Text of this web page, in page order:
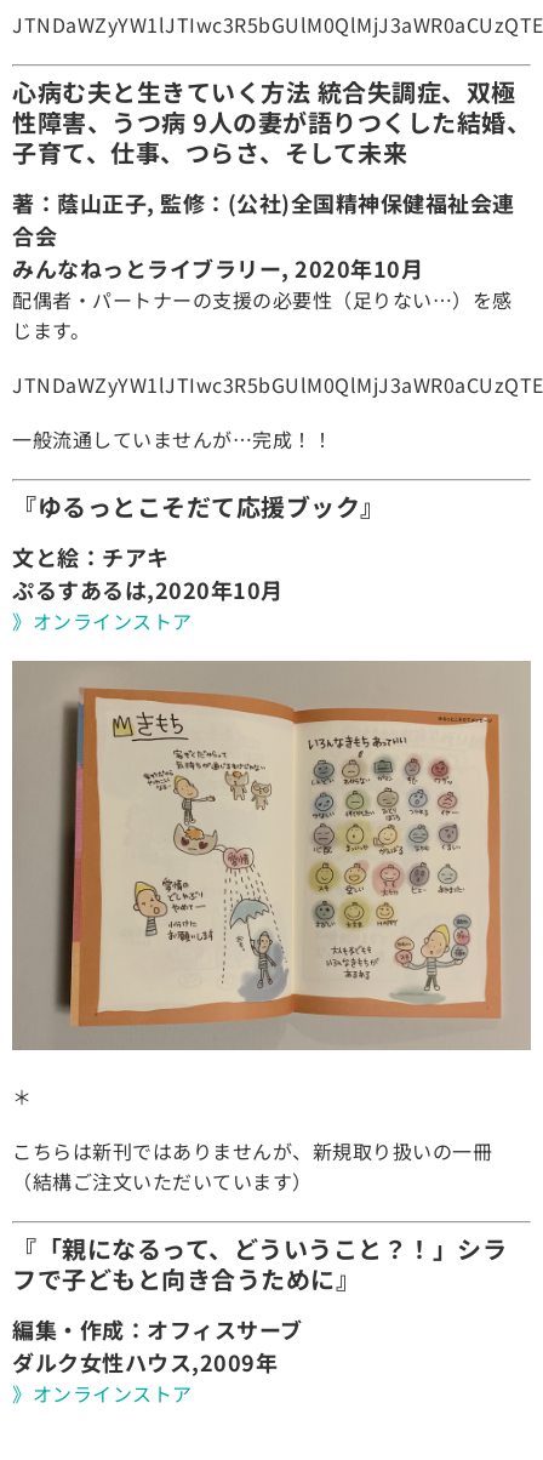
心病む夫と生きていく方法 統合失調症、双極
性障害、うつ病 9人の妻が語りつくした結婚、
子育て、仕事、つらさ、そして未来
著：蔭山正子, 監修：(公社)全国精神保健福祉会連
合会
みんなねっとライブラリー, 2020年10月
配偶者・パートナーの支援の必要性（足りない…）を感
じます。
一般流通していませんが…完成！！
『ゆるっとこそだて応援ブック』
文と絵：チアキ
ぷるすあるは,2020年10月
》オンラインストア
＊
こちらは新刊ではありませんが、新規取り扱いの一冊
（結構ご注文いただいています）
『「親になるって、どういうこと？！」シラ
フで子どもと向き合うために』
編集・作成：オフィスサーブ
ダルク女性ハウス,2009年
》オンラインストア